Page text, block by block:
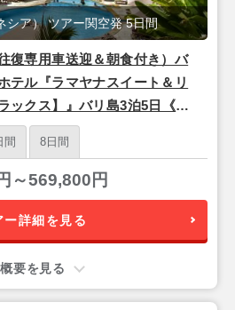
復専用車送迎＆朝食付き）バ
テル『ラマヤナスイート＆リ
ックス】』バリ島3泊5日《香
シア） ツアー関空発 5日間
間 8日間
～569,800円
ー詳細を見る
概要を見る